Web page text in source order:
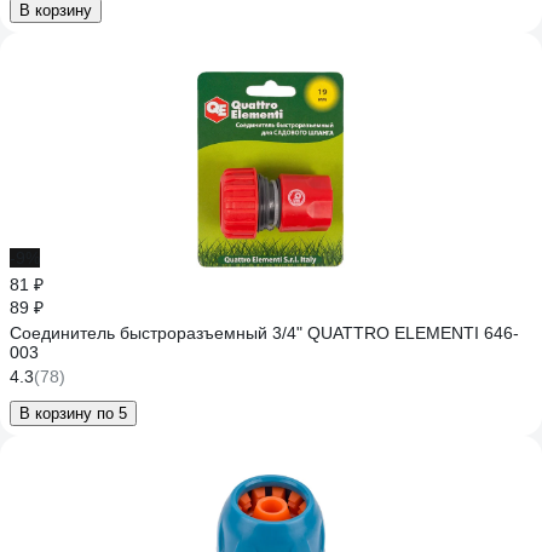
В корзину
81 ₽
89 ₽
Соединитель быстроразъемный 3/4" QUATTRO ELEMENTI 646-
003
4.3(78)
В корзину по 5